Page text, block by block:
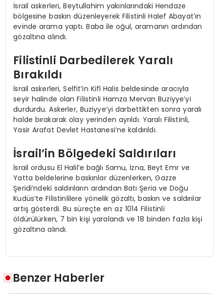
İsrail askerleri, Beytullahim yakınlarındaki Hendaze
bölgesine baskın düzenleyerek Filistinli Halef Abayat’ın
evinde arama yaptı. Baba ile oğul, aramanın ardından
gözaltına alındı.
Filistinli Darbedilerek Yaralı
Bırakıldı
İsrail askerleri, Selfit’in Kifl Halis beldesinde aracıyla
seyir halinde olan Filistinli Hamza Mervan Buziyye’yi
durdurdu. Askerler, Buziyye’yi darbettikten sonra yaralı
halde bırakarak olay yerinden ayrıldı. Yaralı Filistinli,
Yasir Arafat Devlet Hastanesi’ne kaldırıldı.
İsrail’in Bölgedeki Saldırıları
İsrail ordusu El Halil’e bağlı Samu, İzna, Beyt Emr ve
Yatta beldelerine baskınlar düzenlerken, Gazze
Şeridi’ndeki saldırıların ardından Batı Şeria ve Doğu
Kudüs’te Filistinlilere yönelik gözaltı, baskın ve saldırılar
artış gösterdi. Bu süreçte en az 1014 Filistinli
öldürülürken, 7 bin kişi yaralandı ve 18 binden fazla kişi
gözaltına alındı.
Benzer Haberler